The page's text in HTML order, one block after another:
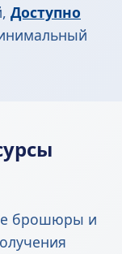
Доступно
брошюры и